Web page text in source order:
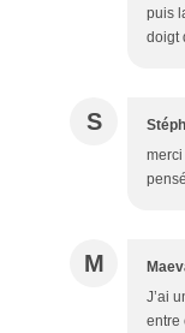
puis
doigt
S Stéph
M
J’ai
entre